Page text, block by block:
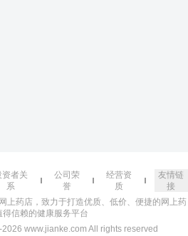
资者关
系
公司荣
誉
经营资
质
友情链
接
上药店，致力于打造优质、低价、便捷的网上药
得信赖的健康服务平台
www.jianke.com All rights reserved